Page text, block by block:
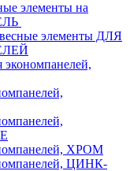
элементы на
элементы ДЛЯ
ХРОМ
ЦИНК-